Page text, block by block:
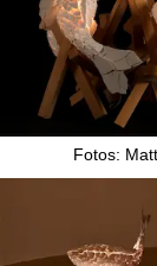
Fotos: